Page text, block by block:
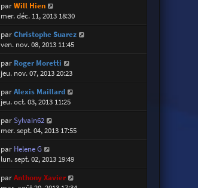
parWill Hien
mer. déc. 11, 2013 18:30
parChristophe Suarez
ven. nov. 08, 2013 11:45
par Roger Moretti
jeu. nov. 07, 2013 20:23
parAlexis Maillard
jeu. oct. 03, 2013 11:25
parSylvain62
mer. sept. 04, 2013 17:55
par Helene G
lun. sept. 02, 2013 19:49
parAnthony Xavier